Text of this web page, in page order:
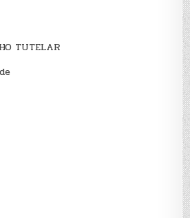
TUTELAR